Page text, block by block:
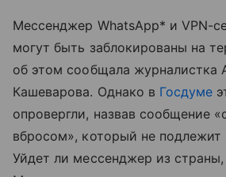
Мессенджер WhatsApp* и VPN-
могут быть заблокированы на
об этом сообщала журналистка
Кашеварова. Однако в Госдуме
опровергли, назвав сообщение
вбросом», который не
Уйдет ли мессенджер из страны,